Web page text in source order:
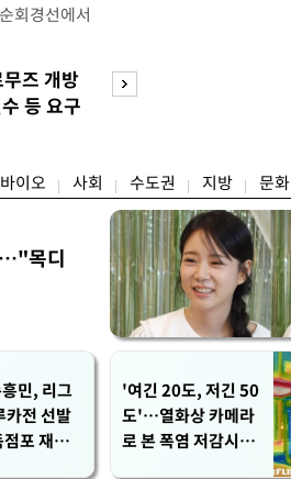
회경선에서
인 정청래 후보
지했다. 전날 제주
섰다. 이에 따라 누
가
즈 개방
등 요구
이오 사회 수도권 지방 문화
…"목디
민, 리그
카전 선발
포 재가
'여긴 20도, 저긴 50
도'…열화상 카메라
로 본 폭염 저감시설